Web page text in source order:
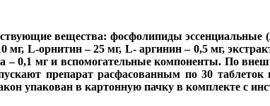
вещества: фосфолипиды эссенциальные
мг, L-орнитин – 25 мг, L- аргинин – 0,5 мг,
– 0,1 мг и вспомогательные компоненты. По
препарат расфасованным по 30
упакован в картонную пачку в комплекте с